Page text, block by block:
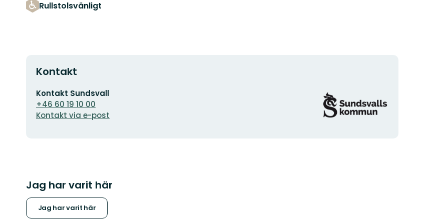
Rullstolsvänligt
Kontakt
E-
postadress
Kontakt Sundsvall
+46 60 19 10 00
Kontakt via e-post
Organisationens
logotyp
Jag har varit här
Jag har varit här